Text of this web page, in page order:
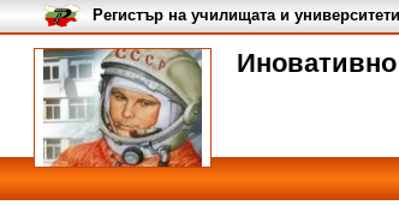
Регистър на училищата и